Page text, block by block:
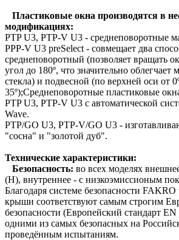
Пластиковые окна производятся в
модификациях:
PTP U3, PTP-V U3 - среднеповоротные
PPP-V U3 preSelect - совмещает два
среднеповоротный (позволяет вращать
угол до 180º, что значительно облегчает
стекла) и подвесной (по верхней оси от
35º);Среднеповоротные пластиковые
PTP U3, PTP-V U3 с автоматической
Wave.
PTP/GO U3, PTP-V/GO U3 -
"сосна" и "золотой дуб".
Технические характеристики:
Безопасность: во всех моделях
(Н), внутреннее - с низкоэмиссионым
Благодаря системе безопасности FAKRO
крыши соответствуют самым строгим
безопасности (Европейский стандарт
одними из самых безопасных на
проведённым испытаниям.